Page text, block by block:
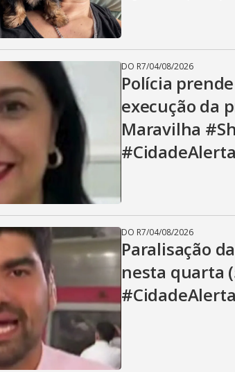
DO R7/04/08/2026
Polícia
execução da
Maravilha
#CidadeAlerta
DO R7/04/08/2026
Paralisação
nesta quarta
#CidadeAlerta